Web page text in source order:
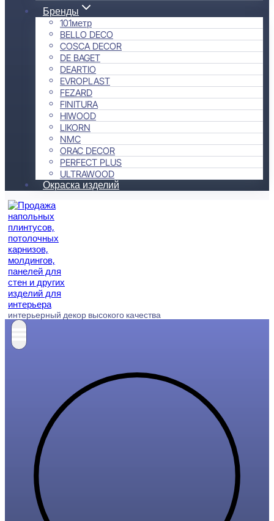
Бренды
101метр
BELLO DECO
COSCA DECOR
DE BAGET
DEARTIO
EVROPLAST
FEZARD
FINITURA
HIWOOD
LIKORN
NMC
ORAC DECOR
PERFECT PLUS
ULTRAWOOD
Окраска изделий
интерьерный декор высокого качества